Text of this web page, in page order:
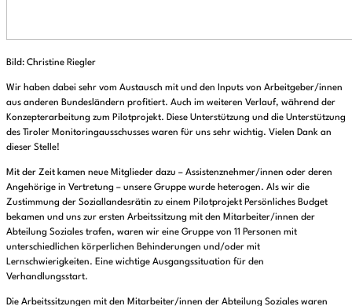
Bild: Christine Riegler
Wir haben dabei sehr vom Austausch mit und den Inputs von Arbeitgeber/innen
aus anderen Bundesländern profitiert. Auch im weiteren Verlauf, während der
Konzepterarbeitung zum Pilotprojekt. Diese Unterstützung und die Unterstützung
des Tiroler Monitoringausschusses waren für uns sehr wichtig. Vielen Dank an
dieser Stelle!
Mit der Zeit kamen neue Mitglieder dazu – Assistenznehmer/innen oder deren
Angehörige in Vertretung – unsere Gruppe wurde heterogen. Als wir die
Zustimmung der Soziallandesrätin zu einem Pilotprojekt Persönliches Budget
bekamen und uns zur ersten Arbeitssitzung mit den Mitarbeiter/innen der
Abteilung Soziales trafen, waren wir eine Gruppe von 11 Personen mit
unterschiedlichen körperlichen Behinderungen und/oder mit
Lernschwierigkeiten. Eine wichtige Ausgangssituation für den
Verhandlungsstart.
Die Arbeitssitzungen mit den Mitarbeiter/innen der Abteilung Soziales waren